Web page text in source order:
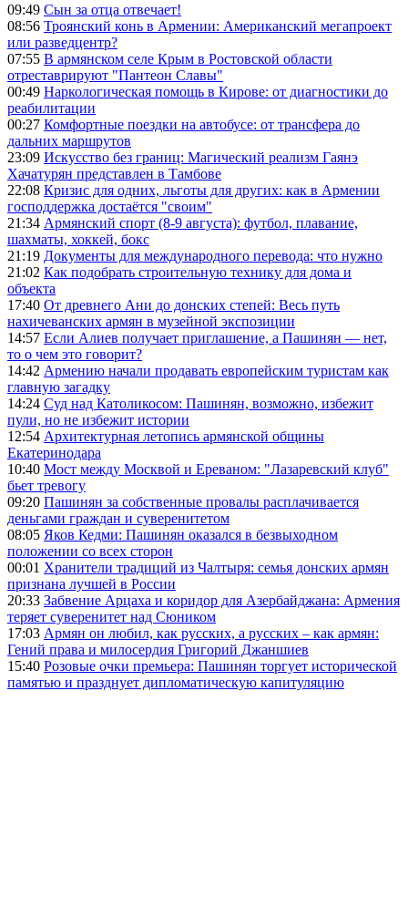
09:49 Сын за отца отвечает!
08:56 Троянский конь в Армении: Американский мегапроект
или разведцентр?
07:55 В армянском селе Крым в Ростовской области
отреставрируют "Пантеон Славы"
00:49 Наркологическая помощь в Кирове: от диагностики до
реабилитации
00:27 Комфортные поездки на автобусе: от трансфера до
дальних маршрутов
23:09 Искусство без границ: Магический реализм Гаянэ
Хачатурян представлен в Тамбове
22:08 Кризис для одних, льготы для других: как в Армении
господдержка достаётся "своим"
21:34 Армянский спорт (8-9 августа): футбол, плавание,
шахматы, хоккей, бокс
21:19 Документы для международного перевода: что нужно
21:02 Как подобрать строительную технику для дома и
объекта
17:40 От древнего Ани до донских степей: Весь путь
нахичеванских армян в музейной экспозиции
14:57 Если Алиев получает приглашение, а Пашинян — нет,
то о чем это говорит?
14:42 Армению начали продавать европейским туристам как
главную загадку
14:24 Суд над Католикосом: Пашинян, возможно, избежит
пули, но не избежит истории
12:54 Архитектурная летопись армянской общины
Екатеринодара
10:40 Мост между Москвой и Ереваном: "Лазаревский клуб"
бьет тревогу
09:20 Пашинян за собственные провалы расплачивается
деньгами граждан и суверенитетом
08:05 Яков Кедми: Пашинян оказался в безвыходном
положении со всех сторон
00:01 Хранители традиций из Чалтыря: семья донских армян
признана лучшей в России
20:33 Забвение Арцаха и коридор для Азербайджана: Армения
теряет суверенитет над Сюником
17:03 Армян он любил, как русских, а русских – как армян:
Гений права и милосердия Григорий Джаншиев
15:40 Розовые очки премьера: Пашинян торгует исторической
памятью и празднует дипломатическую капитуляцию